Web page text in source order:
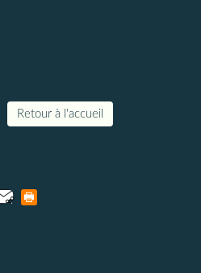
Retour à l'accueil